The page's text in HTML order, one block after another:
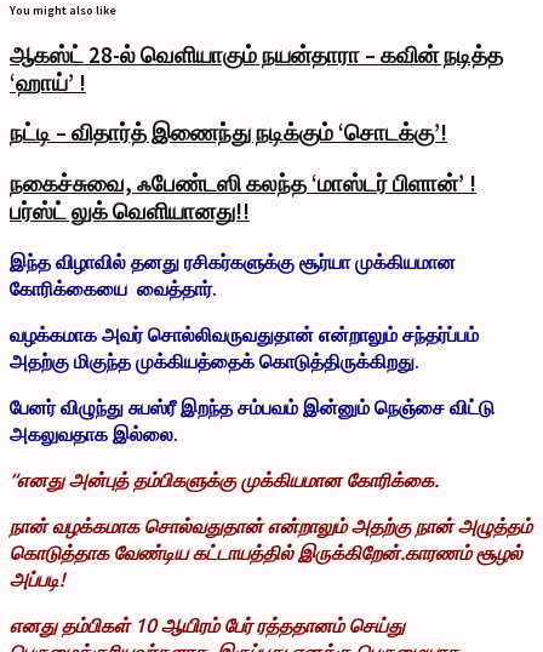
You might also like
ஆகஸ்ட் 28-ல் வெளியாகும் நயன்தாரா – கவின் நடித்த
‘ஹாய்’ !
நட்டி – விதார்த் இணைந்து நடிக்கும் ‘சொடக்கு’!
நகைச்சுவை, ஃபேண்டஸி கலந்த ‘மாஸ்டர் பிளான்’ !
பர்ஸ்ட் லுக் வெளியானது!!
இந்த விழாவில் தனது ரசிகர்களுக்கு சூர்யா முக்கியமான
கோரிக்கையை வைத்தார்.
வழக்கமாக அவர் சொல்லிவருவதுதான் என்றாலும் சந்தர்ப்பம்
அதற்கு மிகுந்த முக்கியத்தைக் கொடுத்திருக்கிறது.
பேனர் விழுந்து சுபஸ்ரீ இறந்த சம்பவம் இன்னும் நெஞ்சை விட்டு
அகலுவதாக இல்லை.
“எனது அன்புத் தம்பிகளுக்கு முக்கியமான கோரிக்கை.
நான் வழக்கமாக சொல்வதுதான் என்றாலும் அதற்கு நான் அழுத்தம்
கொடுத்தாக வேண்டிய கட்டாயத்தில் இருக்கிறேன்.காரணம் சூழல்
அப்படி!
எனது தம்பிகள் 10 ஆயிரம் பேர் ரத்ததானம் செய்து